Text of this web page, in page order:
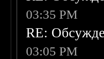
03:35 PM
RE:
03:05 PM